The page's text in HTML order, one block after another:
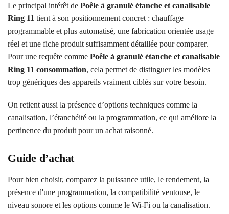
Le principal intérêt de Poêle à granulé étanche et canalisable
Ring 11 tient à son positionnement concret : chauffage
programmable et plus automatisé, une fabrication orientée usage
réel et une fiche produit suffisamment détaillée pour comparer.
Pour une requête comme Poêle à granulé étanche et canalisable
Ring 11 consommation, cela permet de distinguer les modèles
trop génériques des appareils vraiment ciblés sur votre besoin.
On retient aussi la présence d’options techniques comme la
canalisation, l’étanchéité ou la programmation, ce qui améliore la
pertinence du produit pour un achat raisonné.
Guide d’achat
Pour bien choisir, comparez la puissance utile, le rendement, la
présence d'une programmation, la compatibilité ventouse, le
niveau sonore et les options comme le Wi-Fi ou la canalisation.